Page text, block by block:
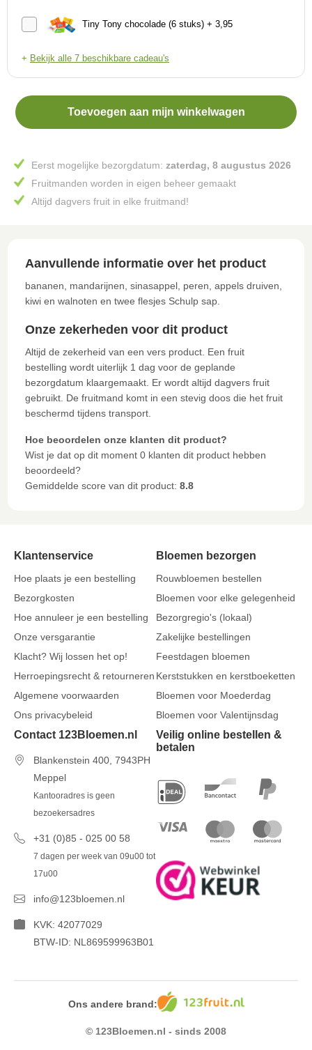
Tiny Tony chocolade (6 stuks) + 3,95
+ Bekijk alle 7 beschikbare cadeau's
Toevoegen aan mijn winkelwagen
Eerst mogelijke bezorgdatum: zaterdag, 8 augustus 2026
Fruitmanden worden in eigen beheer gemaakt
Altijd dagvers fruit in elke fruitmand!
Aanvullende informatie over het product
bananen, mandarijnen, sinasappel, peren, appels druiven,
kiwi en walnoten en twee flesjes Schulp sap.
Onze zekerheden voor dit product
Altijd de zekerheid van een vers product. Een fruit
bestelling wordt uiterlijk 1 dag voor de geplande
bezorgdatum klaargemaakt. Er wordt altijd dagvers fruit
gebruikt. De fruitmand komt in een stevig doos die het fruit
beschermd tijdens transport.
Hoe beoordelen onze klanten dit product?
Wist je dat op dit moment 0 klanten dit product hebben
beoordeeld?
Gemiddelde score van dit product:8.8
Klantenservice
Hoe plaats je een bestelling
Bezorgkosten
Hoe annuleer je een bestelling
Onze versgarantie
Klacht? Wij lossen het op!
Herroepingsrecht & retourneren
Algemene voorwaarden
Ons privacybeleid
Bloemen bezorgen
Rouwbloemen bestellen
Bloemen voor elke gelegenheid
Bezorgregio's (lokaal)
Zakelijke bestellingen
Feestdagen bloemen
Kerststukken en kerstboeketten
Bloemen voor Moederdag
Bloemen voor Valentijnsdag
Contact 123Bloemen.nl
Blankenstein 400, 7943PH
Meppel
Kantooradres is geen
bezoekersadres
+31 (0)85 - 025 00 58
7 dagen per week van 09u00 tot
17u00
info@123bloemen.nl
KVK: 42077029
BTW-ID: NL869599963B01
Veilig online bestellen &
betalen
Ons andere brand:
© 123Bloemen.nl - sinds 2008